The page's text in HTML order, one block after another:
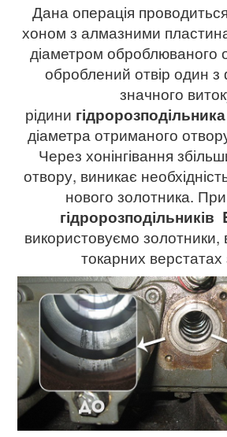
Дана операція
хоном з алмазними
діаметром оброблюваного
оброблений отвір один з
значного
рідини гідророзподільника
діаметра отриманого
Через хонінгівання
отвору, виникає
нового золотника. При
гідророзподільників
використовуємо золотники,
токарних